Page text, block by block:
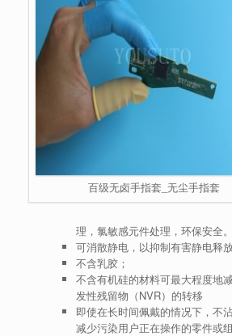
百级无卤手指套_无尘手指套
理，氯敏感元件处理，环保安全。
可消散静电，以抑制有害静电释
不含乳胶；
不含有机硅的材料可最大程度地
发性残留物（NVR）的转移
即使在长时间佩戴的情况下，不
减少污染用户正在操作的零件或组